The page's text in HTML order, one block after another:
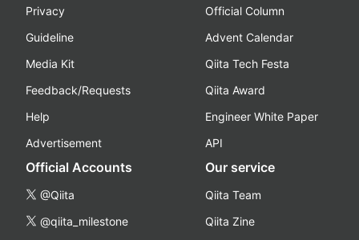
Privacy
Guideline
Media Kit
Feedback/Requests
Help
Advertisement
Official Column
Advent Calendar
Qiita Tech Festa
Qiita Award
Engineer White Paper
API
Official Accounts
@Qiita
@qiita_milestone
Our service
Qiita Team
Qiita Zine